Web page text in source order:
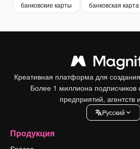
банковские карты банковская карта
Креативная платформа для
Более 1 миллиона подписчиков
предприятий, агентств
Pусский
Продукция